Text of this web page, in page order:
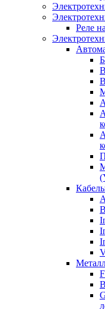
Реле